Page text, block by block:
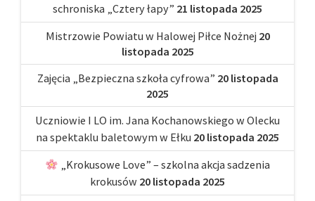
schroniska „Cztery łapy” 21 listopada 2025
Mistrzowie Powiatu w Halowej Piłce Nożnej 20
listopada 2025
Zajęcia „Bezpieczna szkoła cyfrowa” 20 listopada
2025
Uczniowie I LO im. Jana Kochanowskiego w Olecku
na spektaklu baletowym w Ełku 20 listopada 2025
„Krokusowe Love” – szkolna akcja sadzenia
krokusów 20 listopada 2025